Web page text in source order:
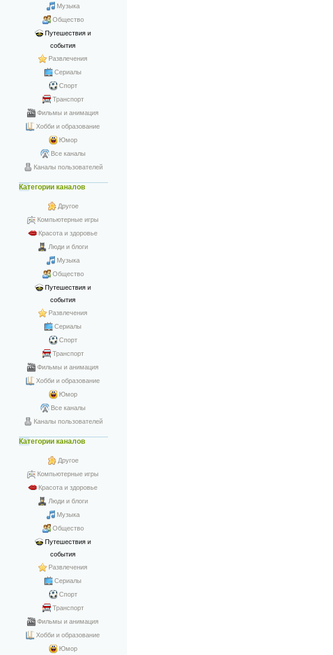
Музыка
Общество
Путешествия и
события
Развлечения
Сериалы
Спорт
Транспорт
Фильмы и анимация
Хобби и образование
Юмор
Все каналы
Каналы пользователей
Категории каналов
Другое
Компьютерные игры
Красота и здоровье
Люди и блоги
Музыка
Общество
Путешествия и
события
Развлечения
Сериалы
Спорт
Транспорт
Фильмы и анимация
Хобби и образование
Юмор
Все каналы
Каналы пользователей
Категории каналов
Другое
Компьютерные игры
Красота и здоровье
Люди и блоги
Музыка
Общество
Путешествия и
события
Развлечения
Сериалы
Спорт
Транспорт
Фильмы и анимация
Хобби и образование
Юмор